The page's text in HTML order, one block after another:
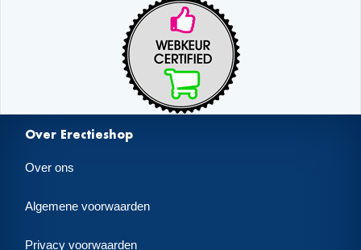
Over Erectieshop
Over ons
Algemene voorwaarden
Privacy voorwaarden